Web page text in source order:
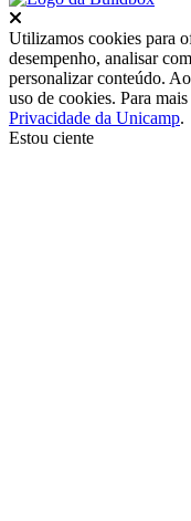
Utilizamos cookies para
desempenho, analisar
personalizar conteúdo.
uso de cookies. Para
Privacidade da Unicamp.
Estou ciente